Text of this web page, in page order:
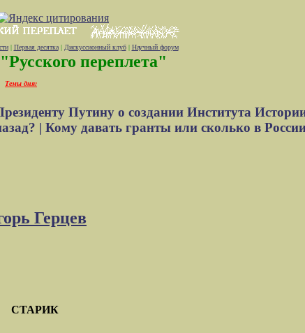
| Первая десятка| Дискуссионный клуб| Научный форум
переплета"
Темы дня:
Путину о создании Института
| Кому давать гранты или сколько в
Герцев
СТАРИК